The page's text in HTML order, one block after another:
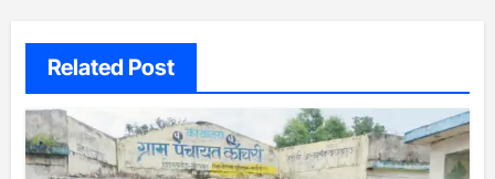
Related Post